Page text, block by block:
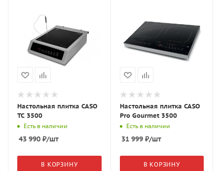
Настольная плитка CASO
TC 3500
Есть в наличии
43 990 ₽/шт
В КОРЗИНУ
Настольная плитка CASO
Pro Gourmet 3500
Есть в наличии
31 999₽/шт
В КОРЗИНУ